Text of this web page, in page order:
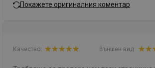
Покажете оригиналния коментар
Качество: Външен вид: